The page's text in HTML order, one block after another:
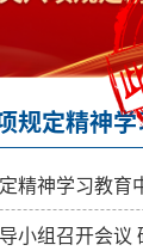
规定精神
导组暨中央层面工作专班
署深入贯彻中央八项规定精神